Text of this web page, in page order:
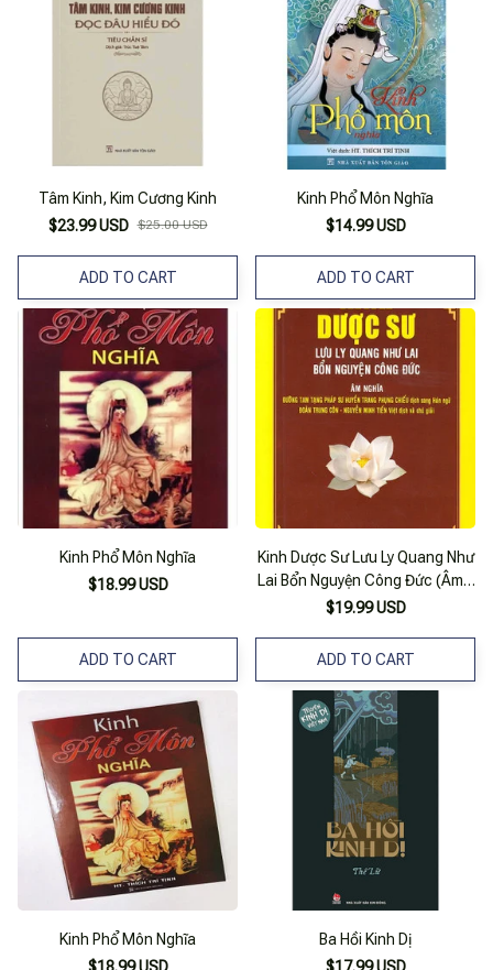
Tâm Kinh, Kim Cương Kinh
$23.99 USD $25.00 USD
ADD TO CART
Kinh Phổ Môn Nghĩa
$14.99 USD
ADD TO CART
Kinh Phổ Môn Nghĩa
$18.99 USD
ADD TO CART
Kinh Dược Sư Lưu Ly Quang Như
Lai Bổn Nguyện Công Đức (Âm -
Nghĩa)
$19.99 USD
ADD TO CART
Kinh Phổ Môn Nghĩa
Ba Hồi Kinh Dị